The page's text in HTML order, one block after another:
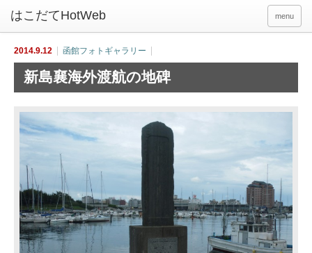
menu
2014.9.12 函館フォトギャラリー
新島襄海外渡航の地碑